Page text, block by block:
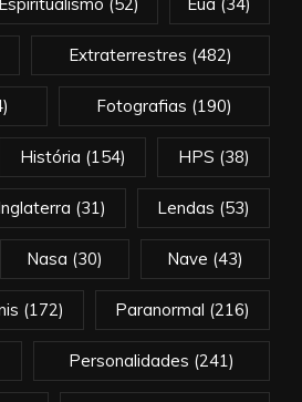
Extraterrestres (482)
Fotografias (190)
História (154) HPS (38)
(31) Lendas (53)
Nasa (30) Nave (43)
(172) Paranormal (216)
Personalidades (241)